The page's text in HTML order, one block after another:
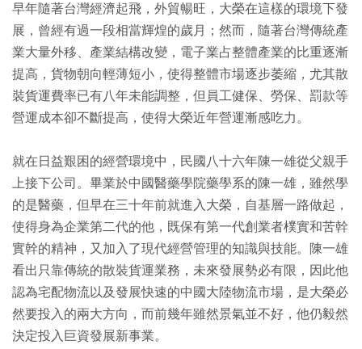
早年隨著台灣經濟起飛，外貿暢旺，大榮在這樣的環境下發
展，曾經有過一段相當輝煌的歲月；然而，隨著台灣傳統產
業大量外移、產業結構改變，電子業占整體產業的比重逐漸
提高，貨物朝向輕薄短小，使得整體市場逐步萎縮，尤其散
裝貨運費率已有八年未能調整，但員工健保、勞保、罰款等
營運成本卻不斷提高，使得大榮近年營運漸感吃力。
就在日益艱困的經營環境中，民國八十六年陳一雄從父親手
上接下公司。畢業於中國醫藥學院藥學系的陳一雄，雖然學
的是醫藥，但早在三十年前就進入大榮，自基層一路做起，
使得身為企業第二代的他，既保有第一代創業者樸實和苦幹
實幹的精神，又加入了現代經營管理的知識與技能。陳一雄
看出只靠傳統的散裝貨運業務，未來發展勢必有限，因此他
認為宅配物流以及發展快速的中國大陸物流市場，是大榮必
然要投入的兩大方向，而前幾年雖然景氣並不好，他仍毅然
決定投入巨資發展新事業。